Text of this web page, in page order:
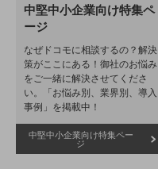
電子公告
基礎的電気通信役務損益明細表
採用情報
採用情報TOP
新卒採用
経験者採用
中堅中小企業向け特集ペ
ージ
なぜドコモに相談するの？解決
策がここにある！御社のお悩み
をご一緒に解決させてくださ
い。「お悩み別、業界別、導入
事例」を掲載中！
中堅中小企業向け特集ペー
ジ